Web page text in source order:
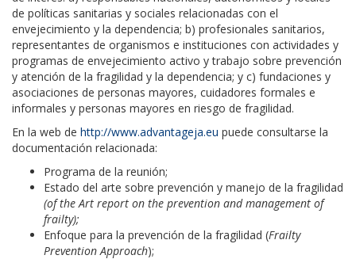
de políticas sanitarias y sociales relacionadas con el
envejecimiento y la dependencia; b) profesionales sanitarios,
representantes de organismos e instituciones con actividades y
programas de envejecimiento activo y trabajo sobre prevención
y atención de la fragilidad y la dependencia; y c) fundaciones y
asociaciones de personas mayores, cuidadores formales e
informales y personas mayores en riesgo de fragilidad.
En la web de http://www.advantageja.eu puede consultarse la
documentación relacionada:
Programa de la reunión;
Estado del arte sobre prevención y manejo de la fragilidad
(of the Art report on the prevention and management of
frailty);
Enfoque para la prevención de la fragilidad (Frailty
Prevention Approach);